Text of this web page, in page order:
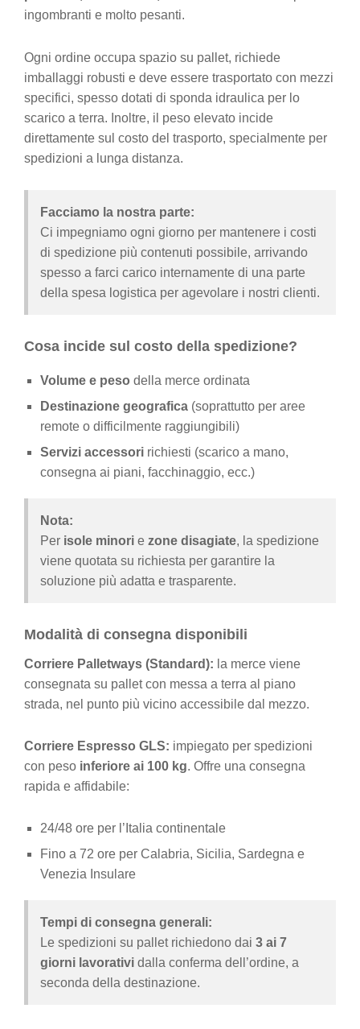
ingombranti e molto pesanti.
Ogni ordine occupa spazio su pallet, richiede
imballaggi robusti e deve essere trasportato con mezzi
specifici, spesso dotati di sponda idraulica per lo
scarico a terra. Inoltre, il peso elevato incide
direttamente sul costo del trasporto, specialmente per
spedizioni a lunga distanza.
Facciamo la nostra parte:
Ci impegniamo ogni giorno per mantenere i costi
di spedizione più contenuti possibile, arrivando
spesso a farci carico internamente di una parte
della spesa logistica per agevolare i nostri clienti.
Cosa incide sul costo della spedizione?
Volume e peso della merce ordinata
Destinazione geografica (soprattutto per aree
remote o difficilmente raggiungibili)
Servizi accessori richiesti (scarico a mano,
consegna ai piani, facchinaggio, ecc.)
Nota:
Per isole minori e zone disagiate, la spedizione
viene quotata su richiesta per garantire la
soluzione più adatta e trasparente.
Modalità di consegna disponibili
Corriere Palletways (Standard): la merce viene
consegnata su pallet con messa a terra al piano
strada, nel punto più vicino accessibile dal mezzo.
Corriere Espresso GLS: impiegato per spedizioni
con peso inferiore ai 100 kg. Offre una consegna
rapida e affidabile:
24/48 ore per l’Italia continentale
Fino a 72 ore per Calabria, Sicilia, Sardegna e
Venezia Insulare
Tempi di consegna generali:
Le spedizioni su pallet richiedono dai 3 ai 7
giorni lavorativi dalla conferma dell’ordine, a
seconda della destinazione.